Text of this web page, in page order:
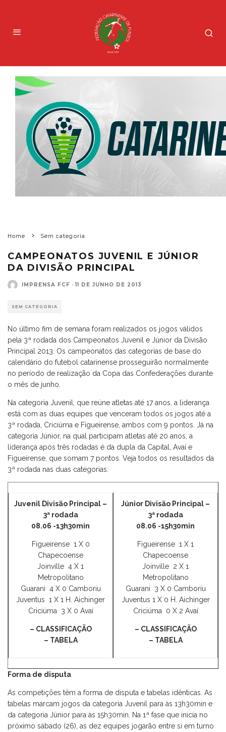
Home Sem categoria
CAMPEONATOS JUVENIL E JÚNIOR
DA DIVISÃO PRINCIPAL
IMPRENSA FCF · 11 DE JUNHO DE 2013
SEM CATEGORIA
No último fim de semana foram realizados os jogos válidos
pela 3ª rodada dos Campeonatos Juvenil e Júnior da Divisão
Principal 2013. Os campeonatos das categorias de base do
calendário do futebol catarinense prosseguirão normalmente
no período de realização da Copa das Confederações durante
o mês de junho.
Na categoria Juvenil, que reúne atletas até 17 anos, a liderança
está com as duas equipes que venceram todos os jogos até a
3ª rodada, Criciúma e Figueirense, ambos com 9 pontos. Já na
categoria Júnior, na qual participam atletas até 20 anos, a
liderança após três rodadas é da dupla da Capital, Avaí e
Figueirense, que somam 7 pontos. Veja todos os resultados da
3ª rodada nas duas categorias:
Juvenil Divisão Principal –
3ª rodada
08.06 -13h30min
Figueirense 1 X 0
Chapecoense
Joinville 4 X 1
Metropolitano
Guarani 4 X 0 Camboriu
Juventus 1 X 1 H. Aichinger
Criciúma 3 X 0 Avaí
– CLASSIFICAÇÃO
– TABELA
Júnior Divisão Principal –
3ª rodada
08.06 -15h30min
Figueirense 1 X 1
Chapecoense
Joinville 2 X 1
Metropolitano
Guarani 3 X 0 Camboriu
Juventus 1 X 0 H. Aichinger
Criciúma 0 X 2 Avaí
– CLASSIFICAÇÃO
– TABELA
Forma de disputa
As competições têm a forma de disputa e tabelas idênticas. As
tabelas marcam jogos da categoria Juvenil para às 13h30min e
da categoria Júnior para às 15h30min. Na 1ª fase que inicia no
próximo sábado (26), as dez equipes jogarão entre si em turno